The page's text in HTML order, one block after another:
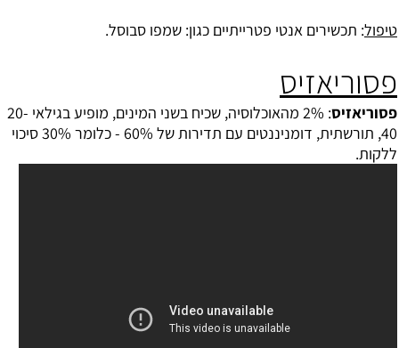
טיפול: תכשירים אנטי פטרייתיים כגון: שמפו סבוסל.
פסוריאזיס
פסוריאזיס
: 2% מהאוכלוסיה, שכיח בשני המינים, מופיע בגילאי 20-
40, תורשתית, דומניננטים עם תדירות של 60% - כלומר 30% סיכוי
ללקות.